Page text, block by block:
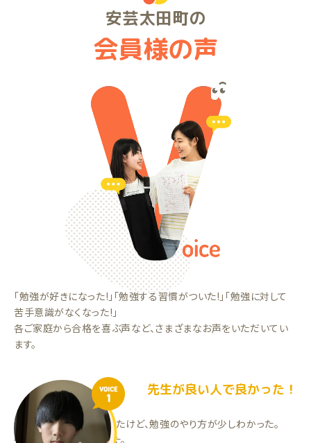
安芸太田町の
会員様の声
「勉強が好きになった!」「勉強する習慣がついた!」「勉強に対して
苦手意識がなくなった!」
各ご家庭から合格を喜ぶ声など、さまざまなお声をいただいてい
ます。
VOICE
1
先生が良い人で良かった！
全く勉強をしていなかったけど、勉強のやり方が少しわかった。
先生が良い人で良かった。